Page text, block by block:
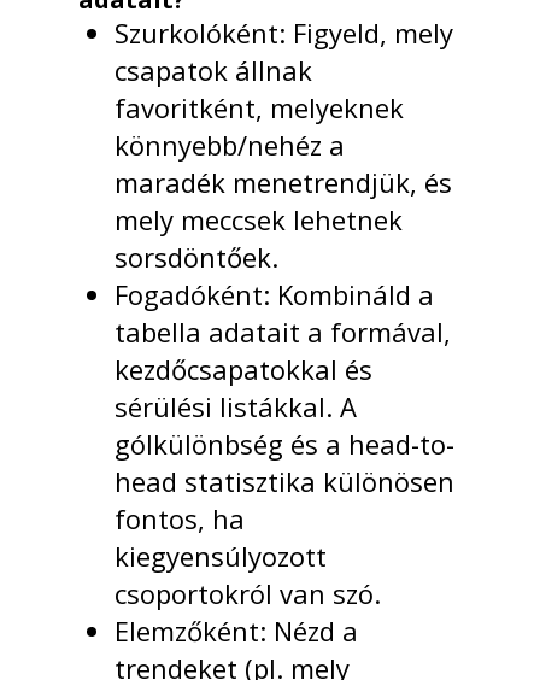
Szurkolóként: Figyeld, mely
csapatok állnak
favoritként, melyeknek
könnyebb/nehéz a
maradék menetrendjük, és
mely meccsek lehetnek
sorsdöntőek.
Fogadóként: Kombináld a
tabella adatait a formával,
kezdőcsapatokkal és
sérülési listákkal. A
gólkülönbség és a head-to-
head statisztika különösen
fontos, ha
kiegyensúlyozott
csoportokról van szó.
Elemzőként: Nézd a
trendeket (pl. mely